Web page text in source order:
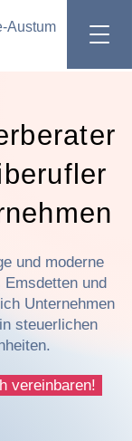
Austum
und moderne
und
Unternehmen
steuerlichen
vereinbaren!